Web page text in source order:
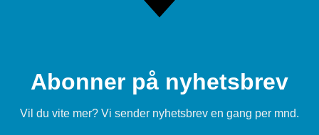
Abonner på nyhetsbrev
Vil du vite mer? Vi sender nyhetsbrev en gang per mnd.